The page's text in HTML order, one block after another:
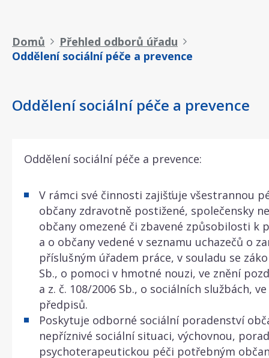
Drobečková
navigace
Domů
Přehled odborů úřadu
Oddělení sociální péče a prevence
Oddělení sociální péče a prevence
Oddělení sociální péče a prevence:
V rámci své činnosti zajišťuje všestrannou
občany zdravotně postižené, společensky
občany omezené či zbavené způsobilosti k
a o občany vedené v seznamu uchazečů o
příslušným úřadem práce, v souladu se
Sb., o pomoci v hmotné nouzi, ve znění
a z. č. 108/2006 Sb., o sociálních službách,
předpisů.
Poskytuje odborné sociální poradenství
nepříznivé sociální situaci, výchovnou,
psychoterapeutickou péči potřebným